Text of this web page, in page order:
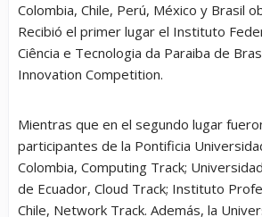
Colombia, Chile, Perú, México y Brasil
Recibió el primer lugar el Instituto
Ciência e Tecnologia da Paraiba de
Innovation Competition.
Mientras que en el segundo lugar
participantes de la Pontificia
Colombia, Computing Track;
de Ecuador, Cloud Track; Instituto
Chile, Network Track. Además, la